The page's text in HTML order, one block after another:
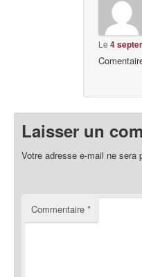
Le4
Laisser un
Votre adresse e-mail ne sera
Commentaire *